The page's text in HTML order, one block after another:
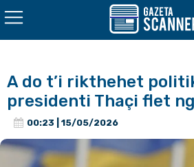
A do t’i rikthehet
presidenti Thaçi flet
00:23 | 15/05/2026